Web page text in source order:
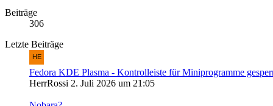
Beiträge
306
Letzte Beiträge
Fedora KDE Plasma - Kontrolleiste für Miniprogramme
HerrRossi 2. Juli 2026 um 21:05